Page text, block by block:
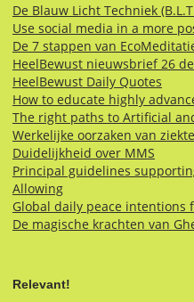
De Blauw Licht Techniek
Use social media in a more
De 7 stappen van
HeelBewust nieuwsbrief 26
HeelBewust Daily Quotes
How to educate highly
The right paths to Artificial
Werkelijke oorzaken van
Duidelijkheid over MMS
Principal guidelines
Allowing
Global daily peace intentions
De magische krachten van
Relevant!